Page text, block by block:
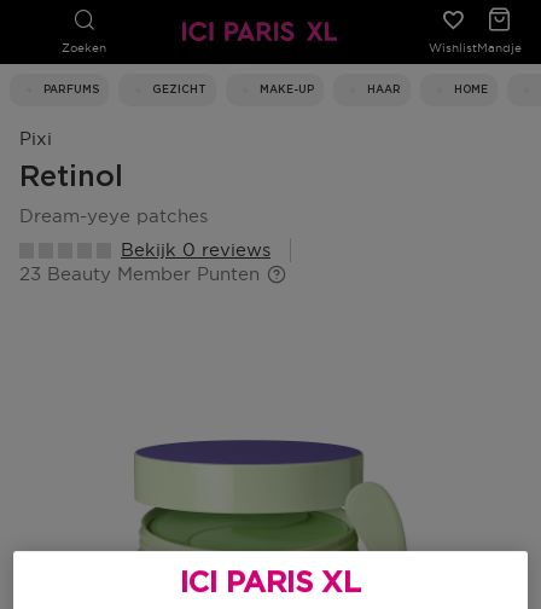
Zoeken WishlistMandje
PARFUMS GEZICHT MAKE-UP HAAR HOME
Pixi
Retinol
dream-yeye patches
Bekijk 0 reviews
23 Beauty Member Punten
ICI PARIS XL